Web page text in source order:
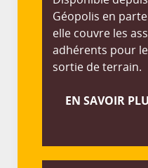
Géopolis en
elle couvre les
adhérents pour
sortie de terrain.
EN SAVOIR